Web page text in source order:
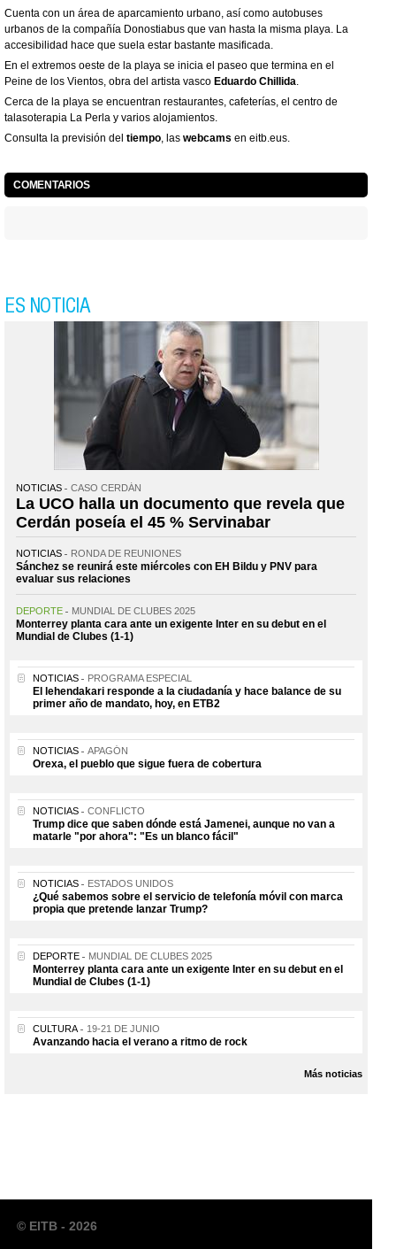
Cuenta con un área de aparcamiento urbano, así como autobuses
urbanos de la compañía Donostiabus que van hasta la misma playa. La
accesibilidad hace que suela estar bastante masificada.
En el extremos oeste de la playa se inicia el paseo que termina en el
Peine de los Vientos, obra del artista vasco Eduardo Chillida.
Cerca de la playa se encuentran restaurantes, cafeterías, el centro de
talasoterapia La Perla y varios alojamientos.
Consulta la previsión del tiempo, las webcams en eitb.eus.
COMENTARIOS
ES NOTICIA
NOTICIAS CASO CERDÁN
La UCO halla un documento que revela que
Cerdán poseía el 45 % Servinabar
NOTICIAS RONDA DE REUNIONES
Sánchez se reunirá este miércoles con EH Bildu y PNV para
evaluar sus relaciones
DEPORTE MUNDIAL DE CLUBES 2025
Monterrey planta cara ante un exigente Inter en su debut en el
Mundial de Clubes (1-1)
NOTICIAS PROGRAMA ESPECIAL
El lehendakari responde a la ciudadanía y hace balance de su
primer año de mandato, hoy, en ETB2
NOTICIAS APAGÓN
Orexa, el pueblo que sigue fuera de cobertura
NOTICIAS CONFLICTO
Trump dice que saben dónde está Jamenei, aunque no van a
matarle "por ahora": "Es un blanco fácil"
NOTICIAS ESTADOS UNIDOS
¿Qué sabemos sobre el servicio de telefonía móvil con marca
propia que pretende lanzar Trump?
DEPORTE MUNDIAL DE CLUBES 2025
Monterrey planta cara ante un exigente Inter en su debut en el
Mundial de Clubes (1-1)
CULTURA 19-21 DE JUNIO
Avanzando hacia el verano a ritmo de rock
Más noticias
© EITB - 2026